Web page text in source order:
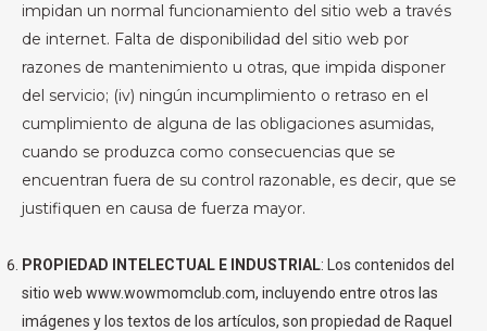
impidan un normal funcionamiento del sitio web a través
de internet. Falta de disponibilidad del sitio web por
razones de mantenimiento u otras, que impida disponer
del servicio; (iv) ningún incumplimiento o retraso en el
cumplimiento de alguna de las obligaciones asumidas,
cuando se produzca como consecuencias que se
encuentran fuera de su control razonable, es decir, que se
justifiquen en causa de fuerza mayor.
PROPIEDAD INTELECTUAL E INDUSTRIAL: Los contenidos del
sitio web www.wowmomclub.com, incluyendo entre otros las
imágenes y los textos de los artículos, son propiedad de Raquel